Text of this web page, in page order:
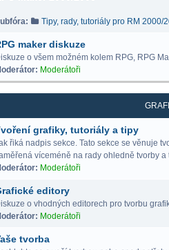
Tipy, rady, tutoriály pro RM 2000/
maker diskuze
o všem možném kolem RPG, RPG
Moderátoři
grafiky, tutoriály a tipy
řiká nadpis sekce. Tato sekce se věnuje
víceméně na rady ohledně tvorby a
Moderátoři
editory
o vhodných editorech pro tvorbu
Moderátoři
tvorba